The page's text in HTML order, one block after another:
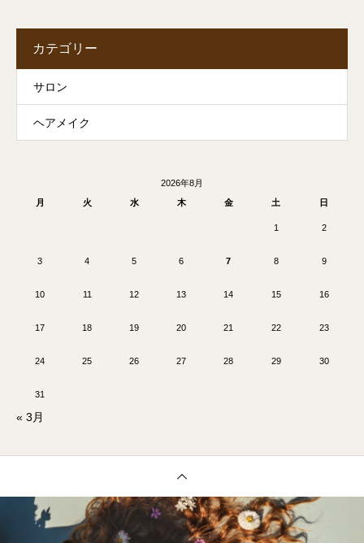
カテゴリー
サロン
ヘアメイク
2026年8月
月
火 水 木 金 土 日
1 2
3 4 5 6 7 8 9
10 11 12 13 14 15 16
17 18 19 20 21 22 23
24 25 26 27 28 29 30
31
« 3月